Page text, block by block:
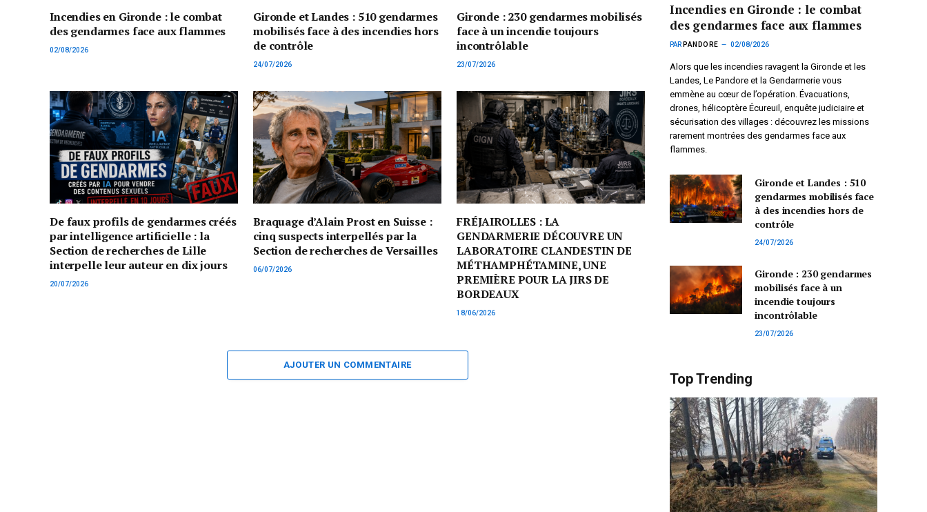
Incendies en Gironde : le combat
des gendarmes face aux flammes
02/08/2026
Gironde et Landes : 510 gendarmes
mobilisés face à des incendies hors
de contrôle
24/07/2026
Gironde : 230 gendarmes mobilisés
face à un incendie toujours
incontrôlable
23/07/2026
De faux profils de gendarmes créés
par intelligence artificielle : la
Section de recherches de Lille
interpelle leur auteur en dix jours
20/07/2026
Braquage d’Alain Prost en Suisse :
cinq suspects interpellés par la
Section de recherches de Versailles
06/07/2026
FRÉJAIROLLES : LA
GENDARMERIE DÉCOUVRE UN
LABORATOIRE CLANDESTIN DE
MÉTHAMPHÉTAMINE, UNE
PREMIÈRE POUR LA JIRS DE
BORDEAUX
18/06/2026
AJOUTER UN COMMENTAIRE
Incendies en Gironde : le combat
des gendarmes face aux flammes
PAR PANDORE 02/08/2026
Alors que les incendies ravagent la Gironde et les
Landes, Le Pandore et la Gendarmerie vous
emmène au cœur de l’opération. Évacuations,
drones, hélicoptère Écureuil, enquête judiciaire et
sécurisation des villages : découvrez les missions
rarement montrées des gendarmes face aux
flammes.
Gironde et Landes : 510
gendarmes mobilisés face
à des incendies hors de
contrôle
24/07/2026
Gironde : 230 gendarmes
mobilisés face à un
incendie toujours
incontrôlable
23/07/2026
Top Trending